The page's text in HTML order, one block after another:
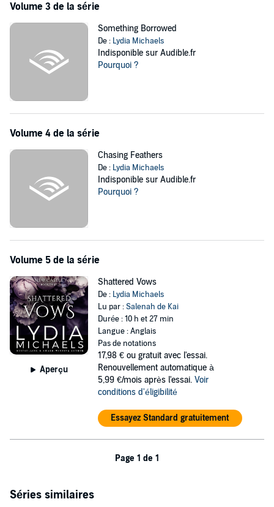
Volume 3 de la série
Something Borrowed
De : Lydia Michaels
Indisponible sur Audible.fr
Pourquoi ?
Volume 4 de la série
Chasing Feathers
De : Lydia Michaels
Indisponible sur Audible.fr
Pourquoi ?
Volume 5 de la série
Aperçu
Shattered Vows
De : Lydia Michaels
Lu par :Salenah de Kai
Durée : 10 h et 27 min
Langue : Anglais
Pas de notations
17,98 € ou gratuit avec l'essai.
Renouvellement automatique à
5,99 €/mois après l'essai. Voir
conditions d'éligibilité
Essayez Standard gratuitement
Page 1 de 1
Séries similaires